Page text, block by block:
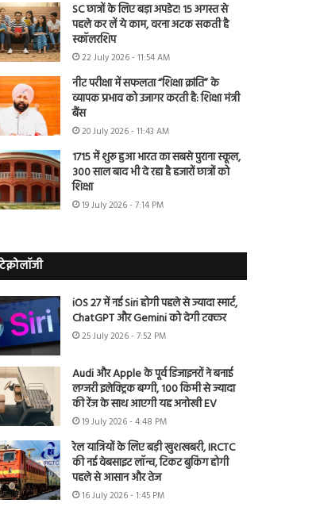
SC छात्रों के लिए बड़ा अपडेट! 15 अगस्त से
पहले कर लें ये काम, वरना अटक सकती है
स्कॉलरशिप
22 July 2026 - 11:54 AM
नीट परीक्षा में सफलता “शिक्षा क्रांति” के
व्यापक प्रभाव को उजागर करती है: शिक्षा मंत्री
बैंस
20 July 2026 - 11:43 AM
1715 में शुरू हुआ भारत का सबसे पुराना स्कूल,
300 साल बाद भी दे रहा है हजारों छात्रों को
शिक्षा
19 July 2026 - 7:14 PM
टेक्नोलॉजी
iOS 27 में नई Siri होगी पहले से ज्यादा स्मार्ट,
ChatGPT और Gemini को देगी टक्कर
25 July 2026 - 7:52 PM
Audi और Apple के पूर्व डिजाइनरों ने बनाई
लग्जरी इलेक्ट्रिक बग्गी, 100 किमी से ज्यादा
की रेंज के साथ आएगी यह अनोखी EV
19 July 2026 - 4:48 PM
रेल यात्रियों के लिए बड़ी खुशखबरी, IRCTC
की नई वेबसाइट लॉन्च, टिकट बुकिंग होगी
पहले से आसान और तेज
16 July 2026 - 1:45 PM